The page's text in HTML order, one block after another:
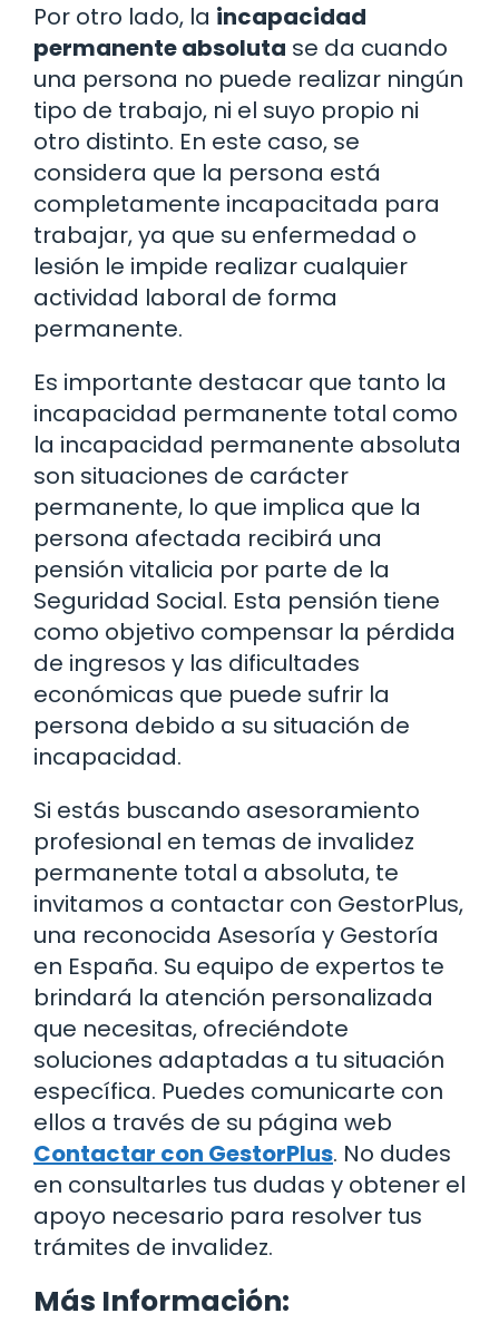
Por otro lado, la incapacidad
permanente absoluta se da cuando
una persona no puede realizar ningún
tipo de trabajo, ni el suyo propio ni
otro distinto. En este caso, se
considera que la persona está
completamente incapacitada para
trabajar, ya que su enfermedad o
lesión le impide realizar cualquier
actividad laboral de forma
permanente.
Es importante destacar que tanto la
incapacidad permanente total como
la incapacidad permanente absoluta
son situaciones de carácter
permanente, lo que implica que la
persona afectada recibirá una
pensión vitalicia por parte de la
Seguridad Social. Esta pensión tiene
como objetivo compensar la pérdida
de ingresos y las dificultades
económicas que puede sufrir la
persona debido a su situación de
incapacidad.
Si estás buscando asesoramiento
profesional en temas de invalidez
permanente total a absoluta, te
invitamos a contactar con GestorPlus,
una reconocida Asesoría y Gestoría
en España. Su equipo de expertos te
brindará la atención personalizada
que necesitas, ofreciéndote
soluciones adaptadas a tu situación
específica. Puedes comunicarte con
ellos a través de su página web
Contactar con GestorPlus. No dudes
en consultarles tus dudas y obtener el
apoyo necesario para resolver tus
trámites de invalidez.
Más Información: